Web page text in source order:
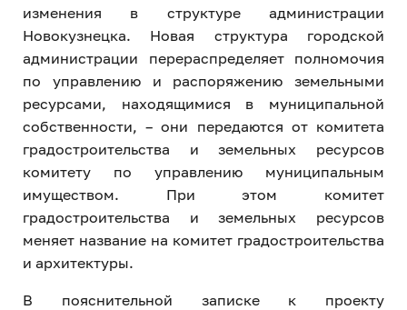
изменения в структуре администрации
Новокузнецка. Новая структура городской
администрации перераспределяет полномочия
по управлению и распоряжению земельными
ресурсами, находящимися в муниципальной
собственности, – они передаются от комитета
градостроительства и земельных ресурсов
комитету по управлению муниципальным
имуществом. При этом комитет
градостроительства и земельных ресурсов
меняет название на комитет градостроительства
и архитектуры.
В пояснительной записке к проекту